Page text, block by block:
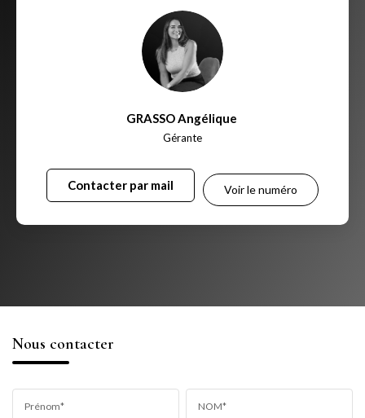
GRASSO Angélique
Gérante
Contacter par mail Voir le numéro
Nous contacter
Prénom* NOM*